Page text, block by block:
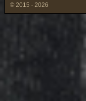
© 2015 - 2026